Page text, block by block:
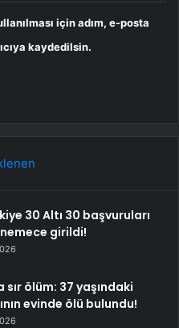
için adım, e-posta
kaydedilsin.
30 Altı 30 başvuruları
girildi!
sır ölüm: 37 yaşındaki
evinde ölü bulundu!